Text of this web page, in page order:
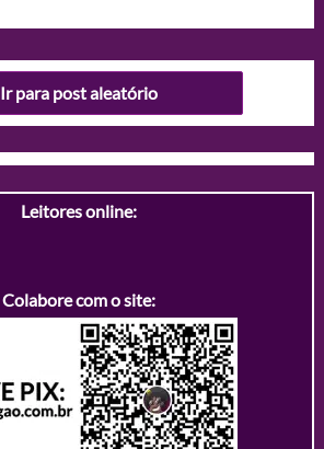
Ir para post aleatório
Leitores online:
Colabore com o site: